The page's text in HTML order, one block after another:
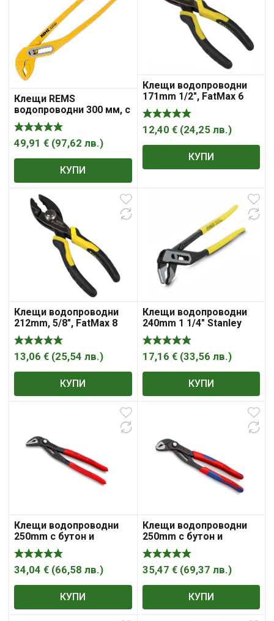
Клещи REMS
водопроводни 300 мм, с
шарнирен реглаж, 1 1/2
„, Catch W
49,91 € (97,62 лв.)
КУПИ
Клещи водопроводни
171mm 1/2″, FatMax 6
Stanley
12,40 € (24,25 лв.)
КУПИ
Клещи водопроводни
212mm, 5/8″, FatMax 8
Stanley
13,06 € (25,54 лв.)
КУПИ
Клещи водопроводни
240mm 1 1/4″ Stanley
17,16 € (33,56 лв.)
КУПИ
Клещи водопроводни
250mm с бутон и
шарнирен реглаж 1 1/ 4″
Knipex Cobra ES
34,04 € (66,58 лв.)
КУПИ
Клещи водопроводни
250mm с бутон и
шарнирен реглаж, 2″,
50mm Cobra Knipex
35,47 € (69,37 лв.)
КУПИ